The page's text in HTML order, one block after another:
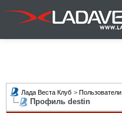
Лада Веста Клуб > Пользователи
Профиль destin